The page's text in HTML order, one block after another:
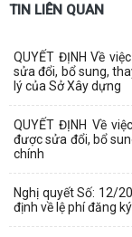
TIN LIÊN QUAN
QUYẾT ĐỊNH Về
sửa đổi, bổ sung,
lý của Sở Xây dựng
QUYẾT ĐỊNH Về
được sửa đổi, bổ
chính
Nghị quyết Số: 12/
định về lệ phí đăng